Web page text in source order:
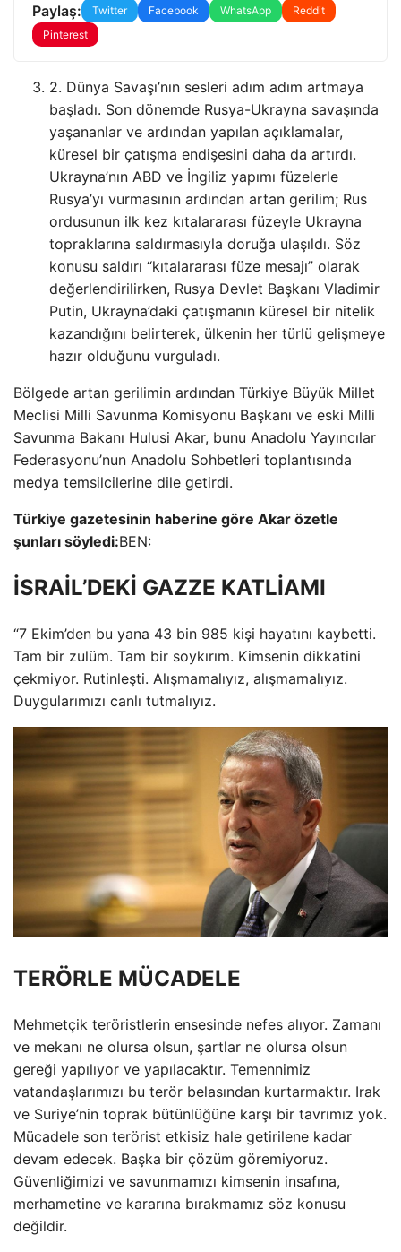
Paylaş: Twitter Facebook WhatsApp
Reddit
Pinterest
2. Dünya Savaşı’nın sesleri adım adım artmaya
başladı. Son dönemde Rusya-Ukrayna savaşında
yaşananlar ve ardından yapılan açıklamalar,
küresel bir çatışma endişesini daha da artırdı.
Ukrayna’nın ABD ve İngiliz yapımı füzelerle
Rusya’yı vurmasının ardından artan gerilim; Rus
ordusunun ilk kez kıtalararası füzeyle Ukrayna
topraklarına saldırmasıyla doruğa ulaşıldı. Söz
konusu saldırı “kıtalararası füze mesajı” olarak
değerlendirilirken, Rusya Devlet Başkanı Vladimir
Putin, Ukrayna’daki çatışmanın küresel bir nitelik
kazandığını belirterek, ülkenin her türlü gelişmeye
hazır olduğunu vurguladı.
Bölgede artan gerilimin ardından Türkiye Büyük Millet
Meclisi Milli Savunma Komisyonu Başkanı ve eski Milli
Savunma Bakanı Hulusi Akar, bunu Anadolu Yayıncılar
Federasyonu’nun Anadolu Sohbetleri toplantısında
medya temsilcilerine dile getirdi.
Türkiye gazetesinin haberine göre Akar özetle
şunları söyledi:BEN:
İSRAİL’DEKİ GAZZE KATLİAMI
“7 Ekim’den bu yana 43 bin 985 kişi hayatını kaybetti.
Tam bir zulüm. Tam bir soykırım. Kimsenin dikkatini
çekmiyor. Rutinleşti. Alışmamalıyız, alışmamalıyız.
Duygularımızı canlı tutmalıyız.
TERÖRLE MÜCADELE
Mehmetçik teröristlerin ensesinde nefes alıyor. Zamanı
ve mekanı ne olursa olsun, şartlar ne olursa olsun
gereği yapılıyor ve yapılacaktır. Temennimiz
vatandaşlarımızı bu terör belasından kurtarmaktır. Irak
ve Suriye’nin toprak bütünlüğüne karşı bir tavrımız yok.
Mücadele son terörist etkisiz hale getirilene kadar
devam edecek. Başka bir çözüm göremiyoruz.
Güvenliğimizi ve savunmamızı kimsenin insafına,
merhametine ve kararına bırakmamız söz konusu
değildir.